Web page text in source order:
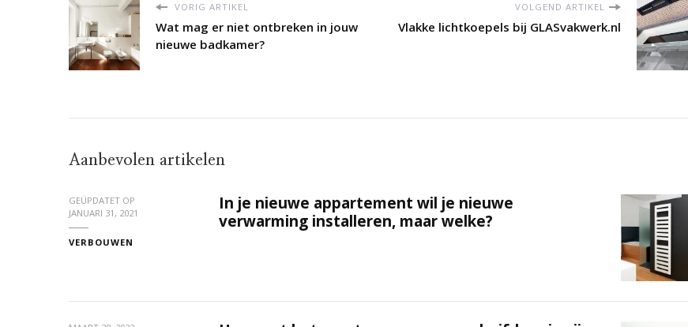
VORIG ARTIKEL
Wat mag er niet ontbreken in jouw
nieuwe badkamer?
VOLGEND ARTIKEL
Vlakke lichtkoepels bij GLASvakwerk.nl
Aanbevolen artikelen
GEÜPDATET OP
JANUARI 31, 2021
VERBOUWEN
In je nieuwe appartement wil je nieuwe
verwarming installeren, maar welke?